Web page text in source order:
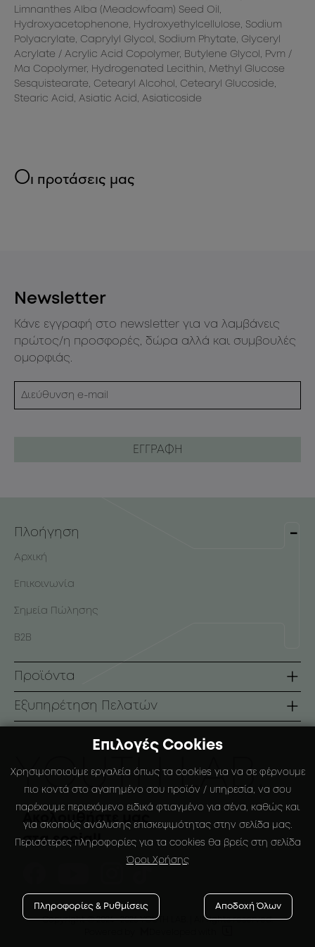
Limnanthes Alba (Meadowfoam) Seed Oil,
Hydroxyacetophenone, Hydroxyethylcellulose, Sodium
Polyacrylate, Caprylyl Glycol, Sodium Phytate, Glyceryl
Acrylate / Acrylic Acid Copolymer, Butylene Glycol, Pvm /
Ma Copolymer, Hydrogenated Lecithin, Methyl Glucose
Sesquistearate, Cetearyl Alcohol, Cetearyl Glucoside,
Stearic Acid, Asiatic Acid, Asiaticoside
Οι προτάσεις μας
Newsletter
Κάνε εγγραφή στο newsletter για να λαμβάνεις
πρώτος/η προσφορές, δώρα αλλά και συμβουλές
ομορφιάς.
ΥOUTH LAB.
Ακολουθήστε μας
στα social!
Πλοήγηση
Αρχική
Επικοινωνία
Σημεία Πώλησης
B2B
Προϊόντα
Σειρές
Πρόσωπο
Ειδικές Συσκευάσιες
Εξυπηρέτηση Πελατών
Τρόποι Αποστολής
Πολιτική Επιστροφών
Ο Λογαριασμός μου
Copyright © 2024-2026 YOUTH LAB. |
All rights reserved.
Επιλογές Cookies
Χρησιμοποιούμε εργαλεία όπως τα cookies για να σε φέρνουμε
πιο κοντά στο αγαπημένο σου προϊόν / υπηρεσία, να σου
παρέχουμε περιεχόμενο ειδικά φτιαγμένο για σένα, καθώς και
για σκοπούς ανάλυσης επισκεψιμότητας στην σελίδα μας.
Περισότερες πληροφορίες για τα cookies θα βρείς στη σελίδα
Όροι Χρήσης
Πληροφορίες & Ρυθμίσεις Αποδοχή Όλων